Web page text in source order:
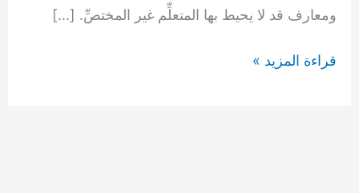
ومعارف قد لا يحيط بها المتعلِّم غير المختصِّ. […]
قراءة المزيد »